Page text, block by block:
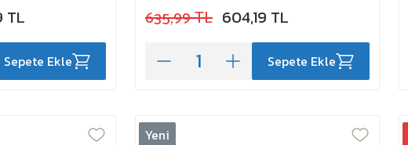
TL
Sepete Ekle
635,99 TL 604,19 TL
Sepete Ekle
Yeni